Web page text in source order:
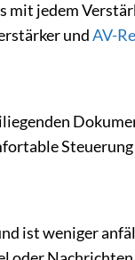
mit jedem
undAV-
ist weniger